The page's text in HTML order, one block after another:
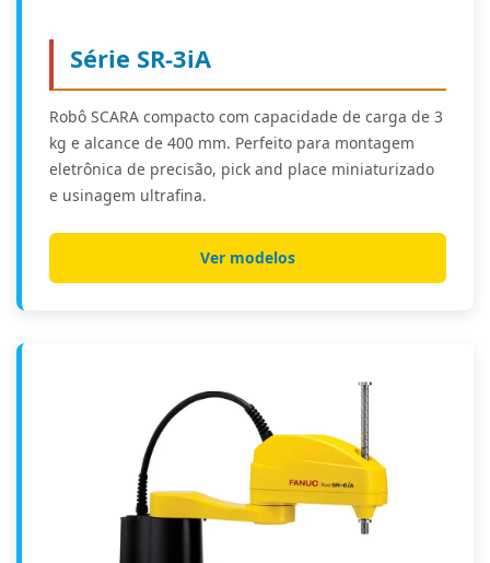
Série SR-3iA
Robô SCARA compacto com capacidade de carga de 3
kg e alcance de 400 mm. Perfeito para montagem
eletrônica de precisão, pick and place miniaturizado
e usinagem ultrafina.
Ver modelos